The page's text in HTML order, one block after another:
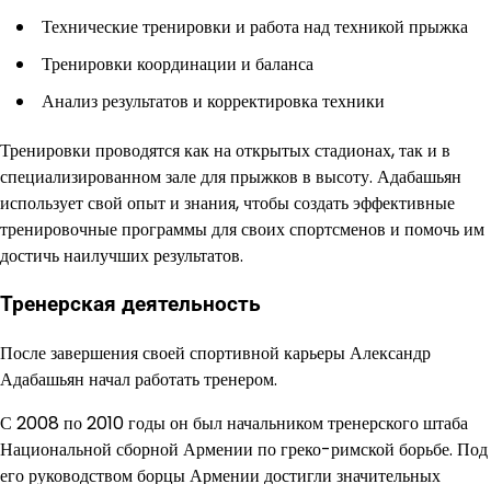
Технические тренировки и работа над техникой прыжка
Тренировки координации и баланса
Анализ результатов и корректировка техники
Тренировки проводятся как на открытых стадионах, так и в
специализированном зале для прыжков в высоту. Адабашьян
использует свой опыт и знания, чтобы создать эффективные
тренировочные программы для своих спортсменов и помочь им
достичь наилучших результатов.
Тренерская деятельность
После завершения своей спортивной карьеры Александр
Адабашьян начал работать тренером.
С 2008 по 2010 годы он был начальником тренерского штаба
Национальной сборной Армении по греко-римской борьбе. Под
его руководством борцы Армении достигли значительных